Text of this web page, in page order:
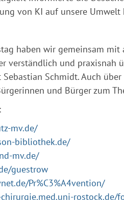
von KI auf unsere Umwelt
haben wir gemeinsam
verständlich und praxisnah
Sebastian Schmidt. Auch
und Bürger zum
mv.de/
bibliothek.de/
mv.de/
guestrow
Pr%C3%A4vention/
rostock.de/